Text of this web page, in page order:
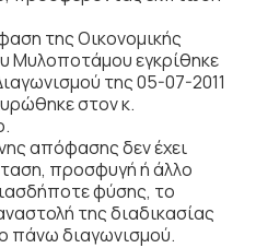
της Οικονομικής
Μυλοποτάμου εγκρίθηκε
της 05-07-2011
στον κ.
απόφασης δεν έχει
προσφυγή ή άλλο
φύσης, το
της διαδικασίας
πάνω διαγωνισμού.